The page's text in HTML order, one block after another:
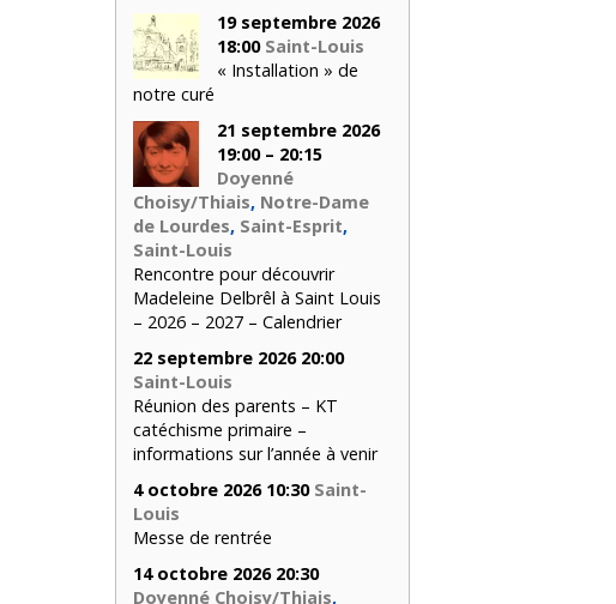
19 septembre 2026
18:00 Saint-Louis
« Installation » de
notre curé
21 septembre 2026
19:00 – 20:15
Doyenné
Choisy/Thiais, Notre-Dame
de Lourdes, Saint-Esprit,
Saint-Louis
Rencontre pour découvrir
Madeleine Delbrêl à Saint Louis
– 2026 – 2027 – Calendrier
22 septembre 2026 20:00
Saint-Louis
Réunion des parents – KT
catéchisme primaire –
informations sur l’année à venir
4 octobre 2026 10:30 Saint-
Louis
Messe de rentrée
14 octobre 2026 20:30
Doyenné Choisy/Thiais,